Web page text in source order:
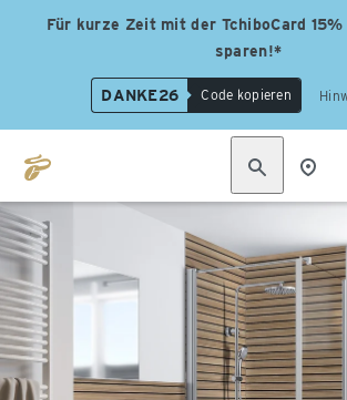
Für kurze Zeit mit der TchiboCard
sparen!*
DANKE26 Code kopieren